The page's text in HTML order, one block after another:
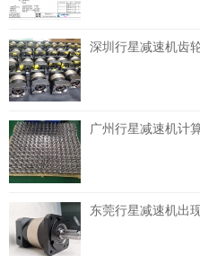
深圳行星减速机齿
广州行星减速机计
东莞行星减速机出